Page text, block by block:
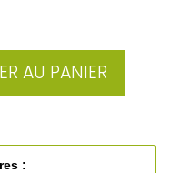
AU PANIER
: